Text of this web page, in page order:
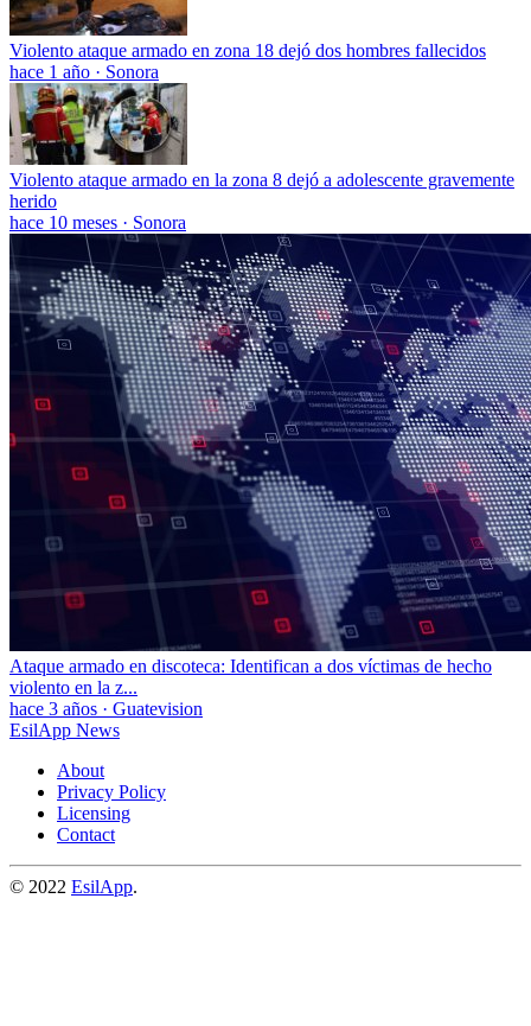
Violento ataque armado en zona 18 dejó dos hombres fallecidos
hace 1 año · Sonora
Violento ataque armado en la zona 8 dejó a adolescente gravemente
herido
hace 10 meses · Sonora
Ataque armado en discoteca: Identifican a dos víctimas de hecho
violento en la z...
hace 3 años · Guatevision
EsilApp News
About
Privacy Policy
Licensing
Contact
© 2022 EsilApp.